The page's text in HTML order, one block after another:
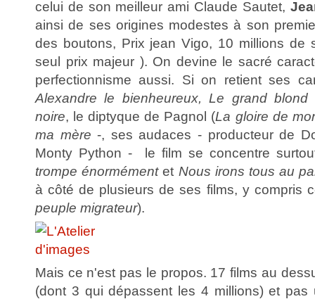
celui de son meilleur ami Claude Sautet,
ainsi de ses origines modestes à son
des boutons, Prix jean Vigo, 10 millions de
seul prix majeur ). On devine le sacré
perfectionnisme aussi. Si on retient ses
Alexandre le bienheureux, Le grand
noire, le diptyque de Pagnol (La gloire de
ma mère -, ses audaces - producteur de
Monty Python - le film se concentre
trompe énormémentet Nous irons tous au
à côté de plusieurs de ses films, y compris
peuple migrateur).
Mais ce n'est pas le propos. 17 films au
(dont 3 qui dépassent les 4 millions) et